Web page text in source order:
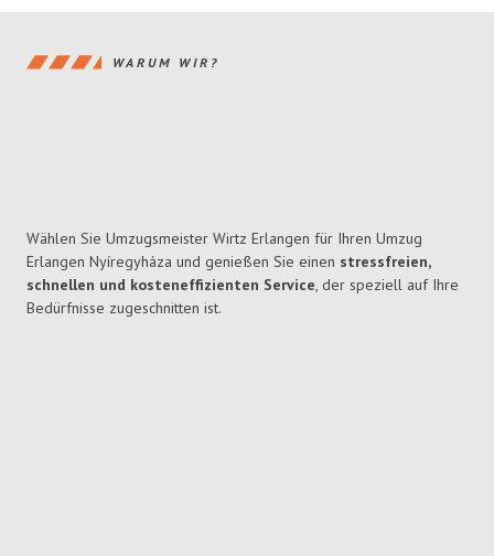
WARUM WIR?
Wählen Sie Umzugsmeister Wirtz Erlangen für Ihren Umzug
Erlangen Nyíregyháza und genießen Sie einen stressfreien,
schnellen und kosteneffizienten Service, der speziell auf Ihre
Bedürfnisse zugeschnitten ist.